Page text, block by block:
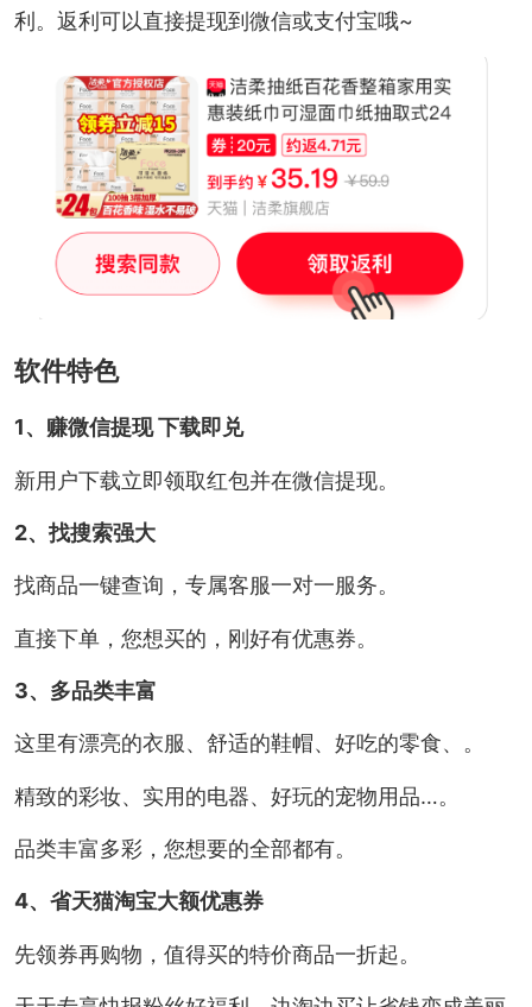
利。返利可以直接提现到微信或支付宝哦~
软件特色
1、赚微信提现 下载即兑
新用户下载立即领取红包并在微信提现。
2、找搜索强大
找商品一键查询，专属客服一对一服务。
直接下单，您想买的，刚好有优惠券。
3、多品类丰富
这里有漂亮的衣服、舒适的鞋帽、好吃的零食、。
精致的彩妆、实用的电器、好玩的宠物用品…。
品类丰富多彩，您想要的全部都有。
4、省天猫淘宝大额优惠券
先领券再购物，值得买的特价商品一折起。